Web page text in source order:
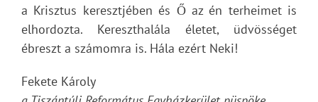
a Krisztus keresztjében és Ő az én terheimet is
elhordozta. Kereszthalála életet, üdvösséget
ébreszt a számomra is. Hála ezért Neki!
Fekete Károly